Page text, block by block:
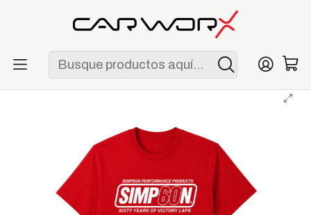
ENVÍO GRATIS POR COMPRAS MAYORES A S/ 250
Polo Simpson 60th Anniversary